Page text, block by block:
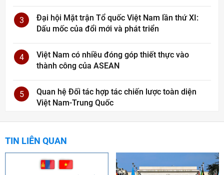
3
Đại hội Mặt trận Tổ quốc Việt Nam lần thứ XI:
Dấu mốc của đổi mới và phát triển
4
Việt Nam có nhiều đóng góp thiết thực vào
thành công của ASEAN
5
Quan hệ Đối tác hợp tác chiến lược toàn diện
Việt Nam-Trung Quốc
TIN LIÊN QUAN